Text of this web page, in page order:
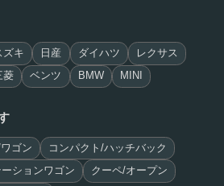
ズキ 日産 ダイハツ レクサス
菱 ベンツ BMW MINI
ゴン コンパクト/ハッチバック
ーションワゴン クーペ/オープン